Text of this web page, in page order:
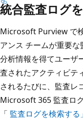
統合監査ログ
Microsoft Purview で
アンス チームが重要な
分析情報を得てユーザ
査されたアクティビテ
されるたびに、監査
Microsoft 365 監査ロ
「 監査ログを検索する